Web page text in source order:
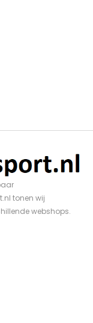
tonen wij
webshops.